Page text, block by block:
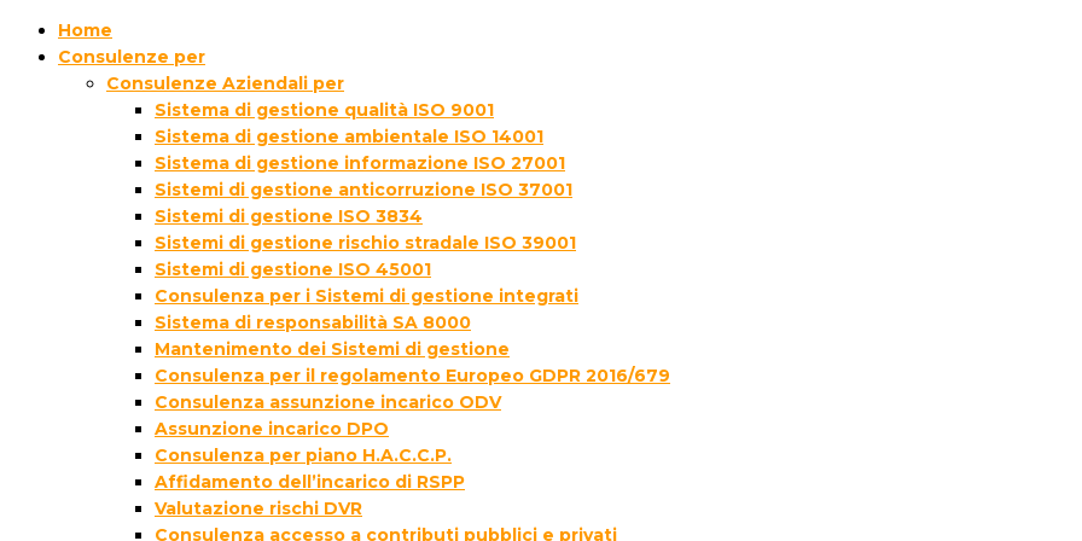
Home
Consulenze per
Consulenze Aziendali per
Sistema di gestione qualità ISO 9001
Sistema di gestione ambientale ISO 14001
Sistema di gestione informazione ISO 27001
Sistemi di gestione anticorruzione ISO 37001
Sistemi di gestione ISO 3834
Sistemi di gestione rischio stradale ISO 39001
Sistemi di gestione ISO 45001
Consulenza per i Sistemi di gestione integrati
Sistema di responsabilità SA 8000
Mantenimento dei Sistemi di gestione
Consulenza per il regolamento Europeo GDPR 2016/679
Consulenza assunzione incarico ODV
Assunzione incarico DPO
Consulenza per piano H.A.C.C.P.
Affidamento dell’incarico di RSPP
Valutazione rischi DVR
Consulenza accesso a contributi pubblici e privati